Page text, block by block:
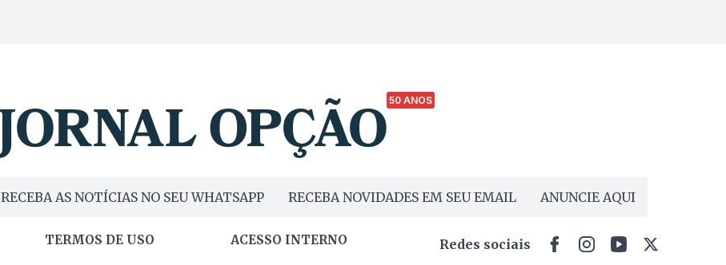
50 ANOS
RECEBA AS NOTÍCIAS NO SEU WHATSAPP RECEBA NOVIDADES EM SEU EMAIL ANUNCIE AQUI
TERMOS DE USO ACESSO INTERNO Redes sociais